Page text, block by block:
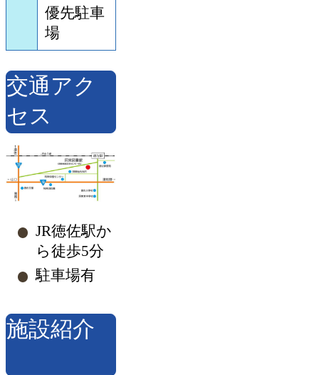
優先駐車
場
交通アク
セス
JR徳佐駅か
ら徒歩5分
駐車場有
施設紹介